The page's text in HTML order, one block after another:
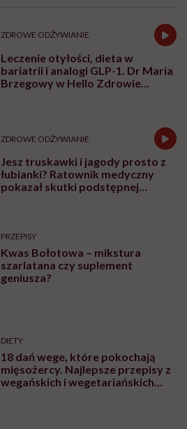
ZDROWE ODŻYWIANIE
Leczenie otyłości, dieta w
bariatrii i analogi GLP-1. Dr Maria
Brzegowy w Hello Zdrowie
ZDROWE ODŻYWIANIE
Jesz truskawki i jagody prosto z
łubianki? Ratownik medyczny
pokazał skutki podstępnej
PRZEPISY
Kwas Bołotowa – mikstura
szarlatana czy suplement
geniusza?
DIETY
18 dań wege, które pokochają
mięsożercy. Najlepsze przepisy z
wegańskich i wegetariańskich